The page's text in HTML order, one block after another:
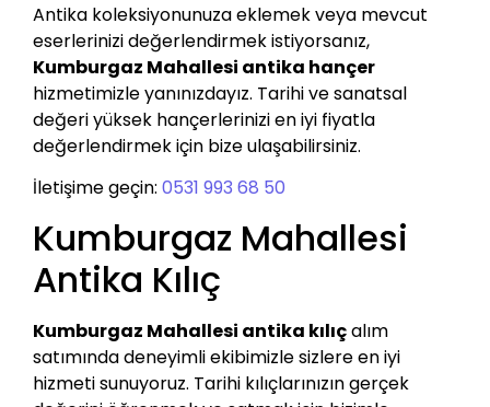
Antika koleksiyonunuza eklemek veya mevcut
eserlerinizi değerlendirmek istiyorsanız,
Kumburgaz Mahallesi antika hançer
hizmetimizle yanınızdayız. Tarihi ve sanatsal
değeri yüksek hançerlerinizi en iyi fiyatla
değerlendirmek için bize ulaşabilirsiniz.
İletişime geçin: 0531 993 68 50
Kumburgaz Mahallesi
Antika Kılıç
Kumburgaz Mahallesi antika kılıçalım
satımında deneyimli ekibimizle sizlere en iyi
hizmeti sunuyoruz. Tarihi kılıçlarınızın gerçek